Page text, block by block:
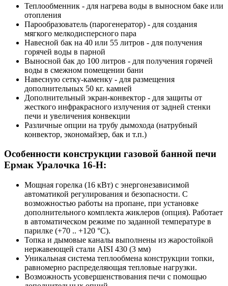
Теплообменник - для нагрева воды в выносном баке или
отопления
Парообразователь (парогенератор) - для создания
мягкого мелкодисперсного пара
Навесной бак на 40 или 55 литров - для получения
горячей воды в парной
Выносной бак до 100 литров - для получения горячей
воды в смежном помещении бани
Навесную сетку-каменку - для размещения
дополнительных 50 кг. камней
Дополнительный экран-конвектор - для защиты от
жесткого инфракрасного излучения от задней стенки
печи и увеличения конвекции
Различные опции на трубу дымохода (натрубный
конвектор, экономайзер, бак и т.п.)
Особенности конструкции газовой банной печи
Ермак Уралочка 16-Н:
Мощная горелка (16 кВт) с энергонезависимой
автоматикой регулирования и безопасности. С
возможностью работы на пропане, при установке
дополнительного комплекта жиклеров (опция). Работает
в автоматическом режиме по заданной температуре в
парилке (+70 .. +120 °C).
Топка и дымовые каналы выполнены из жаростойкой
нержавеющей стали AISI 430 (3 мм)
Уникальная система теплообмена конструкции топки,
равномерно распределяющая тепловые нагрузки.
Возможность усовершенствования печи с помощью